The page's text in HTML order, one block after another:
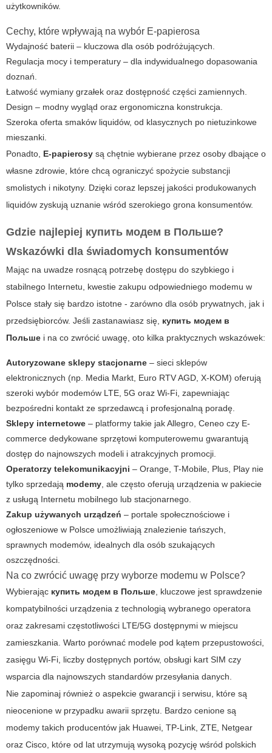
użytkowników.
Cechy, które wpływają na wybór E-papierosa
Wydajność baterii – kluczowa dla osób podróżujących.
Regulacja mocy i temperatury – dla indywidualnego dopasowania
doznań.
Łatwość wymiany grzałek oraz dostępność części zamiennych.
Design – modny wygląd oraz ergonomiczna konstrukcja.
Szeroka oferta smaków liquidów, od klasycznych po nietuzinkowe
mieszanki.
Ponadto, E-papierosy są chętnie wybierane przez osoby dbające o
własne zdrowie, które chcą ograniczyć spożycie substancji
smolistych i nikotyny. Dzięki coraz lepszej jakości produkowanych
liquidów zyskują uznanie wśród szerokiego grona konsumentów.
Gdzie najlepiej купить модем в Польше?
Wskazówki dla świadomych konsumentów
Mając na uwadze rosnącą potrzebę dostępu do szybkiego i
stabilnego Internetu, kwestie zakupu odpowiedniego modemu w
Polsce stały się bardzo istotne - zarówno dla osób prywatnych, jak i
przedsiębiorców. Jeśli zastanawiasz się, купить модем в
Польше i na co zwrócić uwagę, oto kilka praktycznych wskazówek:
Autoryzowane sklepy stacjonarne – sieci sklepów
elektronicznych (np. Media Markt, Euro RTV AGD, X-KOM) oferują
szeroki wybór modemów LTE, 5G oraz Wi-Fi, zapewniając
bezpośredni kontakt ze sprzedawcą i profesjonalną poradę.
Sklepy internetowe – platformy takie jak Allegro, Ceneo czy E-
commerce dedykowane sprzętowi komputerowemu gwarantują
dostęp do najnowszych modeli i atrakcyjnych promocji.
Operatorzy telekomunikacyjni – Orange, T-Mobile, Plus, Play nie
tylko sprzedają modemy , ale często oferują urządzenia w pakiecie
z usługą Internetu mobilnego lub stacjonarnego.
Zakup używanych urządzeń – portale społecznościowe i
ogłoszeniowe w Polsce umożliwiają znalezienie tańszych,
sprawnych modemów, idealnych dla osób szukających
oszczędności.
Na co zwrócić uwagę przy wyborze modemu w Polsce?
Wybierając купить модем в Польше , kluczowe jest sprawdzenie
kompatybilności urządzenia z technologią wybranego operatora
oraz zakresami częstotliwości LTE/5G dostępnymi w miejscu
zamieszkania. Warto porównać modele pod kątem przepustowości,
zasięgu Wi-Fi, liczby dostępnych portów, obsługi kart SIM czy
wsparcia dla najnowszych standardów przesyłania danych.
Nie zapominaj również o aspekcie gwarancji i serwisu, które są
nieocenione w przypadku awarii sprzętu. Bardzo cenione są
modemy takich producentów jak Huawei, TP-Link, ZTE, Netgear
oraz Cisco, które od lat utrzymują wysoką pozycję wśród polskich